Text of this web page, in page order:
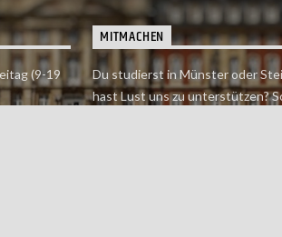
(9-19
MITMACHEN
Du studierst in Münster oder
hast Lust uns zu unterstützen?